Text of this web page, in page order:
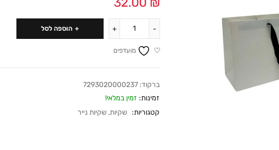
הוספה לסל
מועדפים
ברקוד: 7293020000237
זמינות: זמין במלאי!
קטגוריות:
שקיות, שקיות נייר